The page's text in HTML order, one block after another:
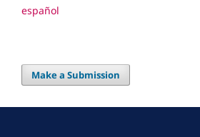
español
Make a Submission